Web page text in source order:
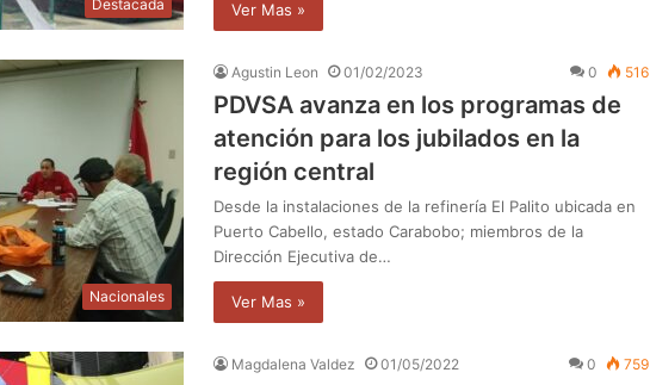
Destacada Ver Mas »
Nacionales
Agustin Leon 01/02/2023 0 516
PDVSA avanza en los programas de
atención para los jubilados en la
región central
Desde la instalaciones de la refinería El Palito ubicada en
Puerto Cabello, estado Carabobo; miembros de la
Dirección Ejecutiva de…
Ver Mas »
Magdalena Valdez 01/05/2022 0 759